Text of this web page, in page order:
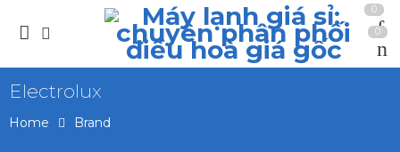
0
0
Electrolux
Home Brand